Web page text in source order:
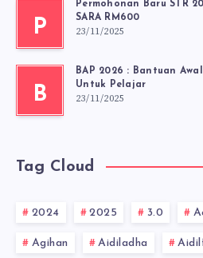
P
Permohonan Baru STR
SARA RM600
23/11/2025
B
BAP 2026 : Bantuan
Untuk Pelajar
23/11/2025
Tag Cloud
2024 2025 3.0
Agihan Aidiladha